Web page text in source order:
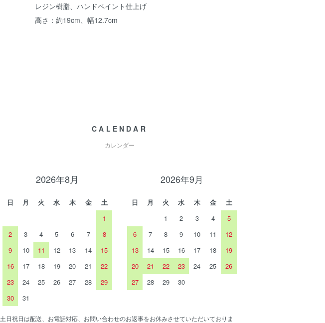
レジン樹脂、ハンドペイント仕上げ
高さ：約19cm、幅12.7cm
CALENDAR
カレンダー
2026年8月
日 月 火 水 木 金
土
1
2
3 4 5 6 7
8
9
10 11 12 13 14
15
16
17 18 19 20 21
22
23
24 25 26 27 28
29
30
31
2026年9月
日 月 火 水 木 金
土
1
2 3 4
5
6
7 8 9 10 11
12
13
14 15 16 17 18
19
20
21 22 23 24 25
26
27
28 29 30
土日祝日は配送、お電話対応、お問い合わせのお返事をお休みさせていただいておりま